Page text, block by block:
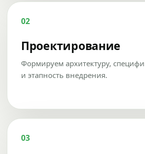
02
Проектирование
Формируем архитектуру,
и этапность внедрения.
03